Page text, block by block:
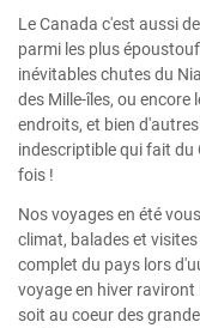
Le Canada c'est aussi
parmi les plus
inévitables chutes du
des Mille-îles, ou encore
endroits, et bien
indescriptible qui fait du
fois !
Nos voyages en été
climat, balades et
complet du pays lors
voyage en hiver raviront
soit au coeur des